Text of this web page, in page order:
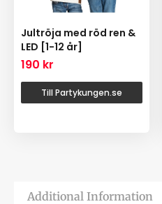
Jultröja med röd ren &
LED [1-12 år]
190 kr
Till Partykungen.se
Additional Information